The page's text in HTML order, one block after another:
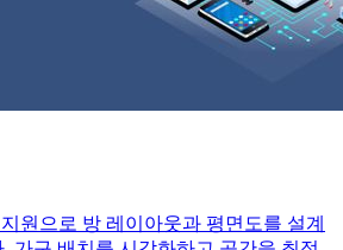
원으로 방 레이아웃과 평면도를 설계